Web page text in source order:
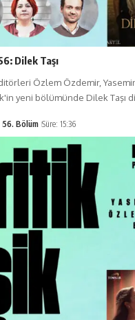
Dilek Taşı
Özlem Özdemir,
yeni bölümünde Dilek Taşı
56. Bölüm Süre: 15:36